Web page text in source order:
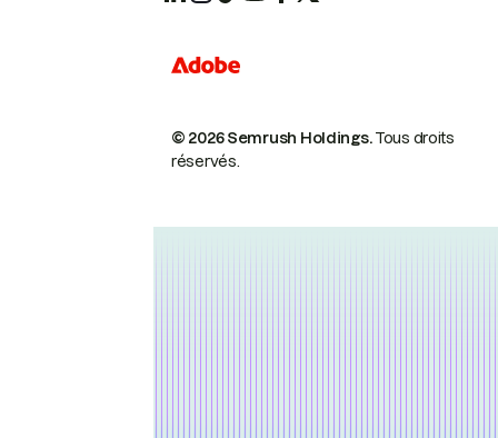
© 2026 Semrush Holdings.Tous droits
réservés.